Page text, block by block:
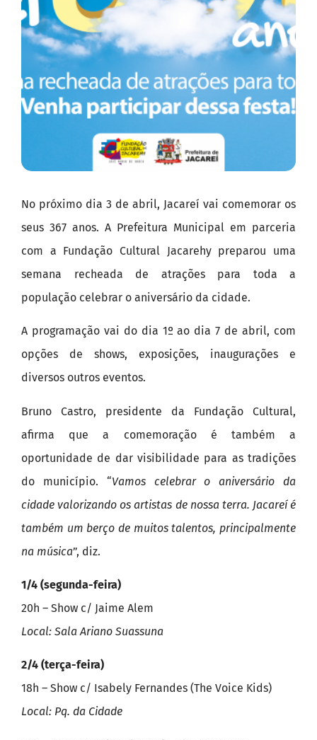
No próximo dia 3 de abril, Jacareí vai comemorar os
seus 367 anos. A Prefeitura Municipal em parceria
com a Fundação Cultural Jacarehy preparou uma
semana recheada de atrações para toda a
população celebrar o aniversário da cidade.
A programação vai do dia 1º ao dia 7 de abril, com
opções de shows, exposições, inaugurações e
diversos outros eventos.
Bruno Castro, presidente da Fundação Cultural,
afirma que a comemoração é também a
oportunidade de dar visibilidade para as tradições
do município. “Vamos celebrar o aniversário da
cidade valorizando os artistas de nossa terra. Jacareí é
também um berço de muitos talentos, principalmente
na música”, diz.
1/4 (segunda-feira)
20h – Show c/ Jaime Alem
Local: Sala Ariano Suassuna
2/4 (terça-feira)
18h – Show c/ Isabely Fernandes (The Voice Kids)
Local: Pq. da Cidade